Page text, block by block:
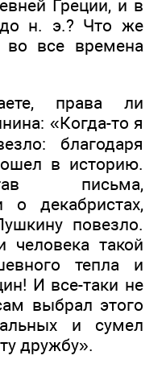
Греции, и в
до н. э.? Что же
во все времена
права ли
«Когда-то я
благодаря
в историю.
письма,
о декабристах,
повезло.
такой
тепла и
И все-таки не
выбрал этого
и сумел
дружбу».